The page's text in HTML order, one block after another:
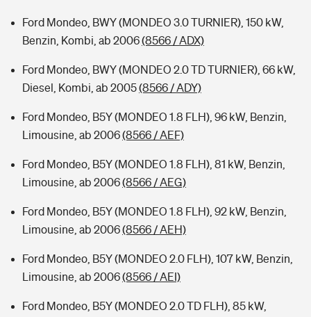
Ford Mondeo, BWY (MONDEO 3.0 TURNIER), 150 kW,
Benzin, Kombi, ab 2006(8566 / ADX)
Ford Mondeo, BWY (MONDEO 2.0 TD TURNIER), 66 kW,
Diesel, Kombi, ab 2005(8566 / ADY)
Ford Mondeo, B5Y (MONDEO 1.8 FLH), 96 kW, Benzin,
Limousine, ab 2006(8566 / AEF)
Ford Mondeo, B5Y (MONDEO 1.8 FLH), 81 kW, Benzin,
Limousine, ab 2006(8566 / AEG)
Ford Mondeo, B5Y (MONDEO 1.8 FLH), 92 kW, Benzin,
Limousine, ab 2006(8566 / AEH)
Ford Mondeo, B5Y (MONDEO 2.0 FLH), 107 kW, Benzin,
Limousine, ab 2006(8566 / AEI)
Ford Mondeo, B5Y (MONDEO 2.0 TD FLH), 85 kW,